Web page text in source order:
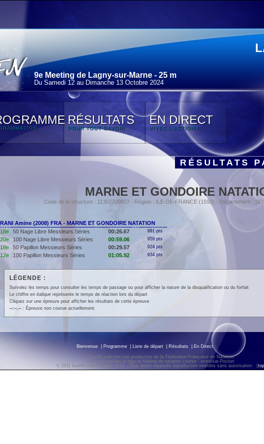
9e Meeting de Lagny-sur-Marne - 25 m
Du Samedi 12 au Dimanche 13 Octobre 2024
RÉSULTATS
POUR TOUT SAVOIR
EN DIRECT
VIVEZ L'ACTION !
RÉSULTATS
MARNE ET GONDOIRE
Code de la structure : 11307700827 - Région : ILE-DE-FRANCE (1592) - Département :
Amine (2008) FRA - MARNE ET GONDOIRE NATATION
18e
50 Nage Libre Messieurs Séries 00:26.67 991 pts
20e 100 Nage Libre Messieurs Séries 00:59.06 959 pts
18e 50 Papillon Messieurs Séries 00:29.57 924 pts
12e 100 Papillon Messieurs Séries 01:05.92 934 pts
LÉGENDE :
Survolez les temps pour consulter les temps de passage ou pour afficher la nature de la disqualification ou du forfait
Le chiffre en italiquereprésente le temps de réaction lors du départ
Cliquez sur une épreuve pour afficher les résultats de cette épreuve
--:--.--: Épreuve non courue actuellement
Bienvenue Programme Liste de départ Résultats En Direct
liveffn.com est une production de la Fédération Française de Natation
Ce site exploite le logiciel fédéral de natation course : extraNat-Pocket
© 2011 liveffn.com version : 2.01 - Tous droits réservés reproduction interdite sans autorisation
[top